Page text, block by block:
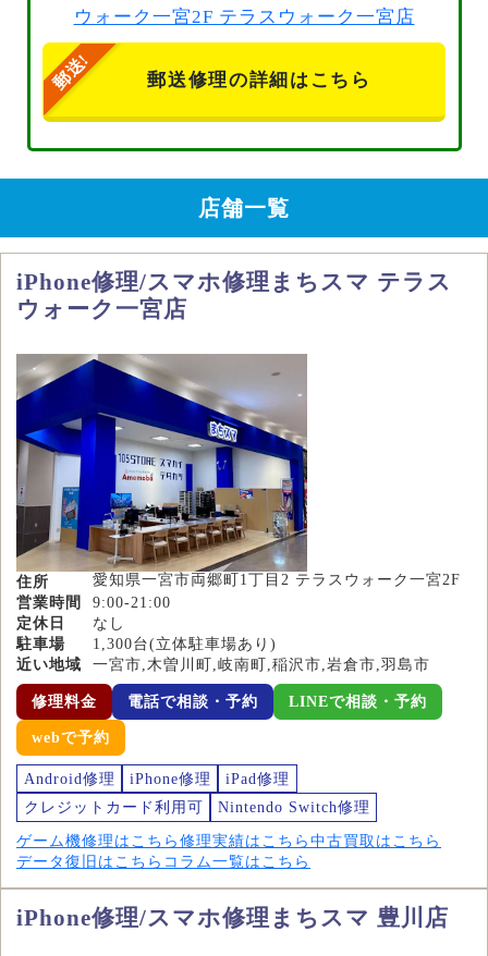
ウォーク一宮2F テラスウォーク一宮店
郵送修理の詳細はこちら
店舗一覧
iPhone修理/スマホ修理まちスマ テラス
ウォーク一宮店
住所
愛知県一宮市両郷町1丁目2 テラスウォーク一宮2F
営業時間
9:00-21:00
定休日
なし
駐車場
1,300台(立体駐車場あり)
近い地域
一宮市,木曽川町,岐南町,稲沢市,岩倉市,羽島市
修理料金 電話で相談・予約 LINEで相談・予約
webで予約
Android修理 iPhone修理
iPad修理
クレジットカード利用可
Nintendo Switch修理
ゲーム機修理はこちら 修理実績はこちら 中古買取はこちら
データ復旧はこちら コラム一覧はこちら
iPhone修理/スマホ修理まちスマ 豊川店